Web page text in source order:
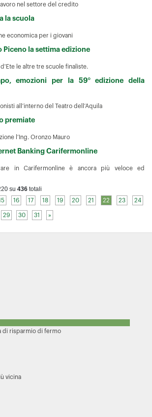
nel settore del credito
la scuola
economica per i giovani
Piceno la settima edizione
le altre tre scuole finaliste.
emozioni per la 59° edizione della
all’interno del Teatro dell’Aquila
premiate
l’Ing. Oronzo Mauro
Banking Carifermonline
in Carifermonline è ancora più veloce ed
su 436 totali
16 17 18 19 20 21 22 23 24
29 30 31 »
di risparmio di fermo
vicina